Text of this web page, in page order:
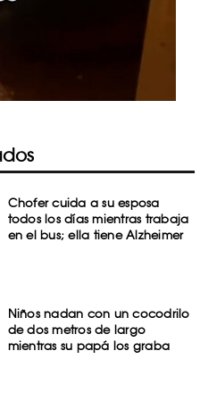
Chofer cuida a su esposa
todos los días mientras trabaja
en el bus; ella tiene Alzheimer
Niños nadan con un cocodrilo
de dos metros de largo
mientras su papá los graba